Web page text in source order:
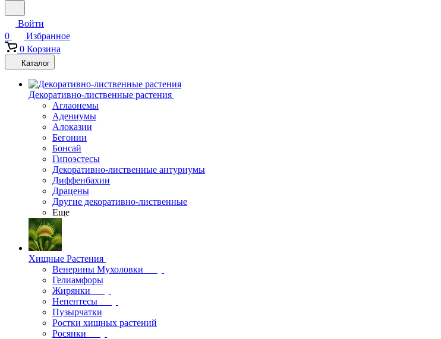
Войти
0
Избранное
0 Корзина
Каталог
Декоративно-лиственные растения
Аглаонемы
Адениумы
Алоказии
Бегонии
Бонсай
Гипоэстесы
Декоративно-лиственные антуриумы
Диффенбахии
Драцены
Другие декоративно-лиственные
Еще
Хищные Растения
Венерины Мухоловки
Гелиамфоры
Жирянки
Непентесы
Пузырчатки
Ростки хищных растений
Росянки